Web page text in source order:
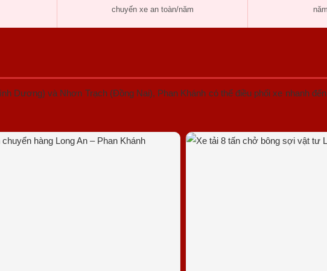
chuyến xe an toàn/năm
Dương) và Nhơn Trạch (Đồng Nai), Phan Khánh có thể điều phối xe nhanh